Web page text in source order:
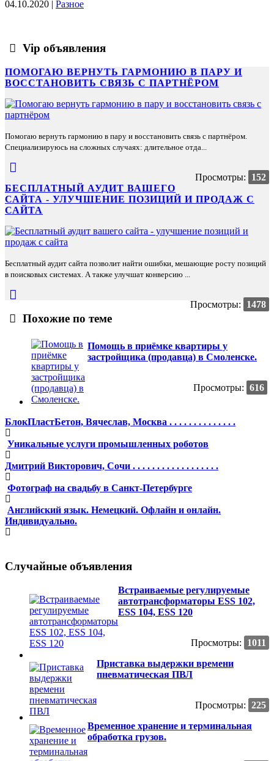
04.10.2020 | Разное
Vip объявления
ПОМОГАЮ ВЕРНУТЬ ГАРМОНИЮ В ПАРУ И
ВОССТАНОВИТЬ СВЯЗЬ С ПАРТНЁРОМ
Помогаю вернуть гармонию в пару и восстановить связь с партнёром.
Специализируюсь на сложных случаях: длительное отда...
Просмотры:
152
БЕСПЛАТНЫЙ АУДИТ ВАШЕГО
САЙТА - УЛУЧШЕНИЕ ПОЗИЦИЙ И ПРОДАЖ С
САЙТА
Бесплатный аудит сайта позволит найти ошибки, мешающие росту позиций
в поисковых системах. А также улучшат конверсию ...
Просмотры: 1478
Похожие по теме
Помощь в приёмке квартиры у
застройщика (продавца) в Смоленске.
Просмотры: 616
БлокПластБетон, Вячеслав, Москва . . . . . . . . . . . . . .
Уникальные услуги промышленных роботов
Дмитрий Викторович, Сочи . . . . . . . . . . . . . . . . . .
Фотограф на свадьбу в Санкт-Петербурге
Английский язык. Немецкий. Офлайн и онлайн.
Индивидуально.
Случайные объявления
Встраиваемые регулируемые
автотрансформаторы ESS 102,
ESS 104, ESS 120
Просмотры:
1011
Приставка выдержки времени
пневматическая ПВЛ
Просмотры: 225
Временное хранение и терминальная
обработка грузов.